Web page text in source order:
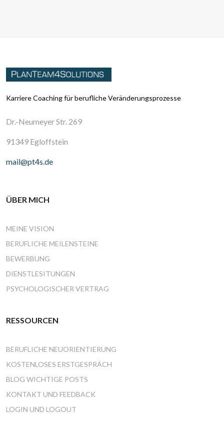
Karriere Coaching für berufliche Veränderungsprozesse
Dr.-Neumeyer Str. 269
91349 Egloffstein
mail@pt4s.de
ÜBER MICH
MEINE VISION
BERUFLICHE MEILENSTEINE
BEWERBUNG
DIENSTLESITUNGEN
PSYCHOLOGISCHER VERTRAG
RESSOURCEN
BERUFLICHE NEUORIENTIERUNG
KOSTENLOSES ERSTGESPRÄCH
BLOG WICHTIGE POSTS
KONTAKT UND FEEDBACK
LOGIN UND LOGOUT